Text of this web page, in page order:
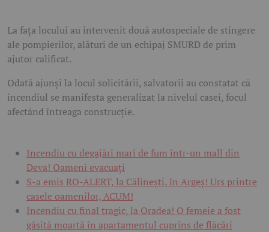
La fața locului au intervenit două autospeciale de stingere
ale pompierilor, alături de un echipaj SMURD de prim
ajutor calificat.
Odată ajunși la locul solicitării, salvatorii au constatat că
incendiul se manifesta generalizat la nivelul casei, focul
afectând întreaga construcție.
Incendiu cu degajări mari de fum într-un mall din
Deva! Oameni evacuați
S-a emis RO-ALERT, la Călinești, în Argeș! Urs printre
casele oamenilor, ACUM!
Incendiu cu final tragic, la Oradea! O femeie a fost
găsită moartă în apartamentul cuprins de flăcări